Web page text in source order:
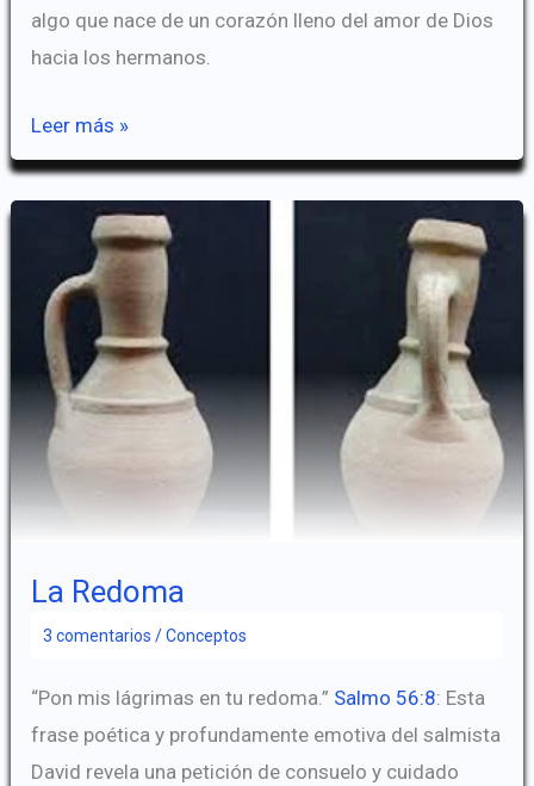
algo que nace de un corazón lleno del amor de Dios
hacia los hermanos.
El
Ósculo
Santo
Leer más »
La Redoma
3 comentarios /Conceptos
“Pon mis lágrimas en tu redoma.” Salmo 56:8: Esta
frase poética y profundamente emotiva del salmista
David revela una petición de consuelo y cuidado